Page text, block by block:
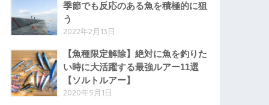
季節でも反応のある魚を積極的に狙
う
2022年2月13日
【魚種限定解除】絶対に魚を釣りた
い時に大活躍する最強ルアー11選
【ソルトルアー】
2020年5月1日